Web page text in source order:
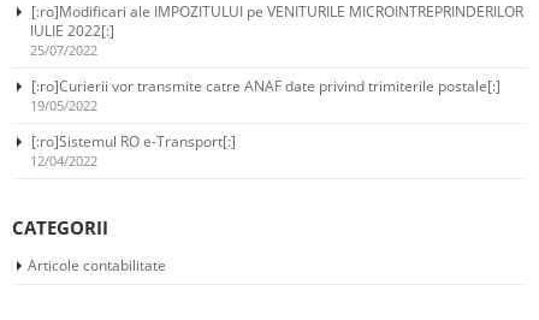
[:ro]Modificari ale IMPOZITULUI pe VENITURILE MICROINTREPRINDERILOR
IULIE 2022[:]
25/07/2022
[:ro]Curierii vor transmite catre ANAF date privind trimiterile postale[:]
19/05/2022
[:ro]Sistemul RO e-Transport[:]
12/04/2022
CATEGORII
Articole contabilitate